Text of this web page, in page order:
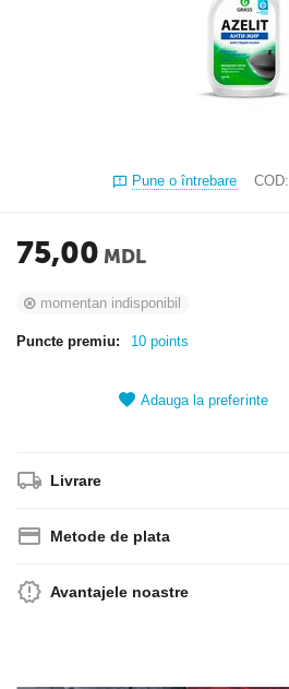
Pune o întrebare COD:
75,00 MDL
momentan indisponibil
Puncte premiu: 10 points
Adauga la preferinte
Livrare
Metode de plata
Avantajele noastre